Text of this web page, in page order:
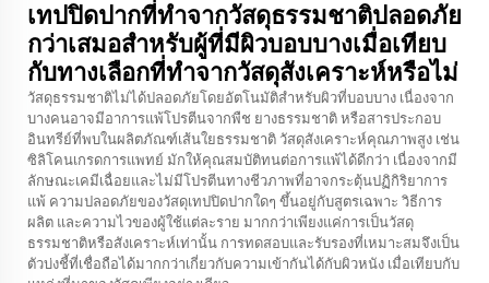
เทปปิดปากที่ทำจากวัสดุธรรมชาติปลอดภัย
กว่าเสมอสำหรับผู้ที่มีผิวบอบบางเมื่อเทียบ
กับทางเลือกที่ทำจากวัสดุสังเคราะห์หรือไม่
วัสดุธรรมชาติไม่ได้ปลอดภัยโดยอัตโนมัติสำหรับผิวที่บอบบาง เนื่องจาก
บางคนอาจมีอาการแพ้โปรตีนจากพืช ยางธรรมชาติ หรือสารประกอบ
อินทรีย์ที่พบในผลิตภัณฑ์เส้นใยธรรมชาติ วัสดุสังเคราะห์คุณภาพสูง เช่น
ซิลิโคนเกรดการแพทย์ มักให้คุณสมบัติทนต่อการแพ้ได้ดีกว่า เนื่องจากมี
ลักษณะเคมีเฉื่อยและไม่มีโปรตีนทางชีวภาพที่อาจกระตุ้นปฏิกิริยาการ
แพ้ ความปลอดภัยของวัสดุเทปปิดปากใดๆ ขึ้นอยู่กับสูตรเฉพาะ วิธีการ
ผลิต และความไวของผู้ใช้แต่ละราย มากกว่าเพียงแค่การเป็นวัสดุ
ธรรมชาติหรือสังเคราะห์เท่านั้น การทดสอบและรับรองที่เหมาะสมจึงเป็น
ตัวบ่งชี้ที่เชื่อถือได้มากกว่าเกี่ยวกับความเข้ากันได้กับผิวหนัง เมื่อเทียบกับ